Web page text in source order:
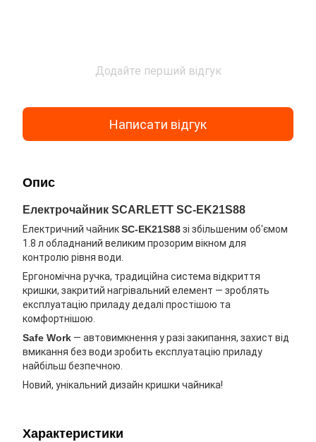
Додайте перший відгук
Написати відгук
Опис
Електрочайник SCARLETT SC-EK21S88
Електричний чайникSC-EK21S88зі збільшеним об'ємом
1.8 л обладнаний великим прозорим вікном для
контролю рівня води.
Ергономічна ручка, традиційна система відкриття
кришки, закритий нагрівальний елемент — зроблять
експлуатацію приладу дедалі простішою та
комфортнішою.
Safe Work — автовимкнення у разі закипання, захист від
вмикання без води зробить експлуатацію приладу
найбільш безпечною.
Новий, унікальний дизайн кришки чайника!
Характеристики